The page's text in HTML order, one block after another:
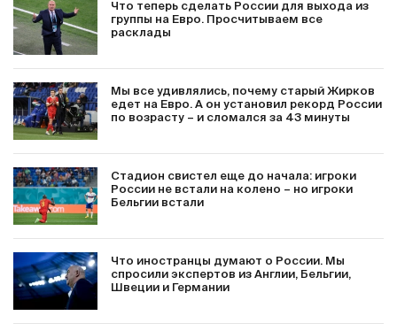
Что теперь сделать России для выхода из
группы на Евро. Просчитываем все
расклады
Мы все удивлялись, почему старый Жирков
едет на Евро. А он установил рекорд России
по возрасту – и сломался за 43 минуты
Стадион свистел еще до начала: игроки
России не встали на колено – но игроки
Бельгии встали
Что иностранцы думают о России. Мы
спросили экспертов из Англии, Бельгии,
Швеции и Германии